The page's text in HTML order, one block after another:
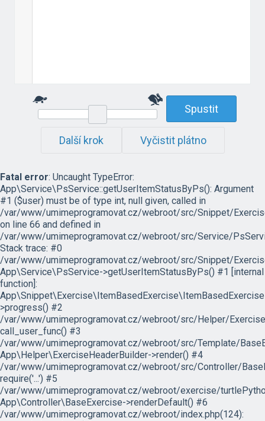
Spustit
Další krok Vyčistit plátno
Fatal error: Uncaught TypeError:
App\Service\PsService::getUserItemStatusByPs(): Argument
#1 ($user) must be of type int, null given, called in
/var/www/umimeprogramovat.cz/webroot/src/Snippet/
on line 66 and defined in
/var/www/umimeprogramovat.cz/webroot/src/Service/
Stack trace: #0
/var/www/umimeprogramovat.cz/webroot/src/Snippet/
App\Service\PsService->getUserItemStatusByPs() #1 [internal
function]:
>progress() #2
/var/www/umimeprogramovat.cz/webroot/src/Helper/
call_user_func() #3
/var/www/umimeprogramovat.cz/webroot/src/Template/
App\Helper\ExerciseHeaderBuilder->render() #4
/var/www/umimeprogramovat.cz/webroot/src/Controller/
require('...') #5
/var/www/umimeprogramovat.cz/webroot/exercise/
App\Controller\BaseExercise->renderDefault() #6
/var/www/umimeprogramovat.cz/webroot/index.php(124):